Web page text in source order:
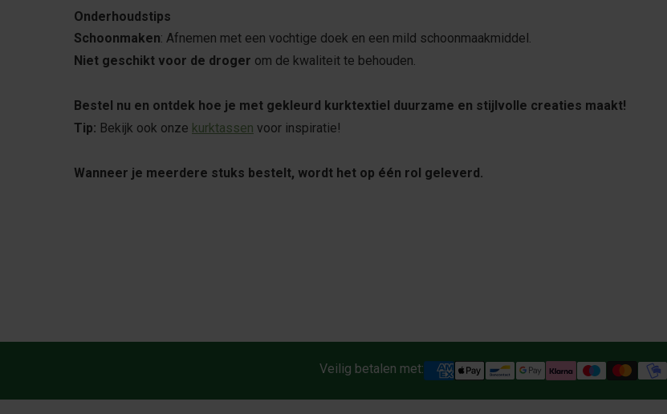
Onderhoudstips
Schoonmaken: Afnemen met een vochtige doek en een mild schoonmaakmiddel.
Niet geschikt voor de droger om de kwaliteit te behouden.
Bestel nu en ontdek hoe je met gekleurd kurktextiel duurzame en stijlvolle creaties maakt!
Tip: Bekijk ook onze kurktassen voor inspiratie!
Wanneer je meerdere stuks bestelt, wordt het op één rol geleverd.
Veilig betalen met: